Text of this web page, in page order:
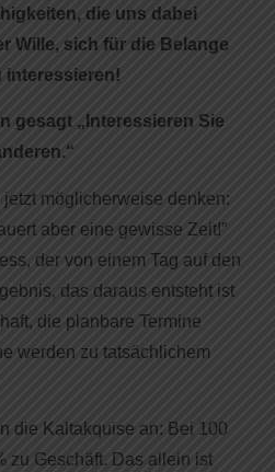
die uns dabei
Wille, sich für die Belange
interessieren!
gesagt „Interessieren Sie
möglicherweise denken:
aber eine gewisse Zeit!”
der von einem Tag auf den
das daraus entsteht ist
die planbare Termine
werden zu tatsächlichem
die Kaltakquise an: Bei 100
zu Geschäft. Das allein ist